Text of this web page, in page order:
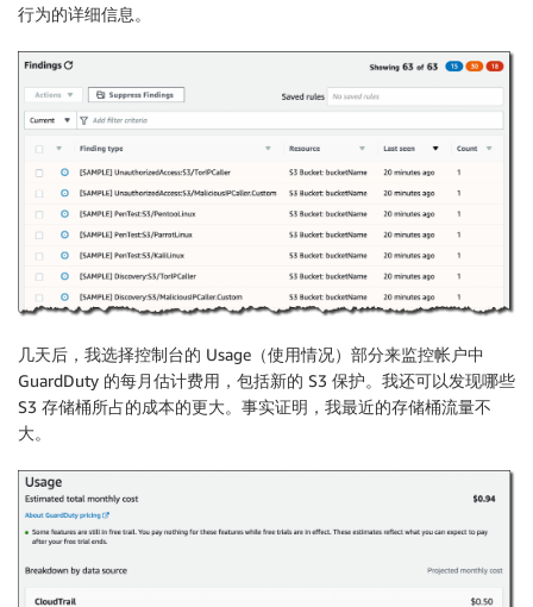
行为的详细信息。
几天后，我选择控制台的 Usage（使用情况）部分来监控帐户中
GuardDuty 的每月估计费用，包括新的 S3 保护。我还可以发现哪些
S3 存储桶所占的成本的更大。事实证明，我最近的存储桶流量不
大。